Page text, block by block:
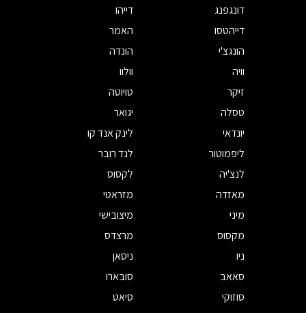
דונגפנג
דייהו
דייהטסו
האמר
הונגצ'י
הונדה
וויה
וולוו
זיקר
טויוטה
טסלה
יגואר
יונדאי
לינק אנד קו
ליפמוטור
לנד רובר
לנצ'יה
לקסוס
מאזדה
מזראטי
מיני
מיצובישי
מקסוס
מרצדס
ניו
ניסאן
סאאב
סובארו
סוזוקי
סיאט